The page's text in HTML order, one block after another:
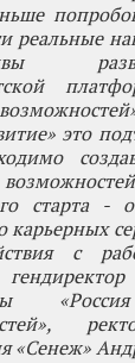
реальные
это
старта -
карьерных
с
«Сенеж»